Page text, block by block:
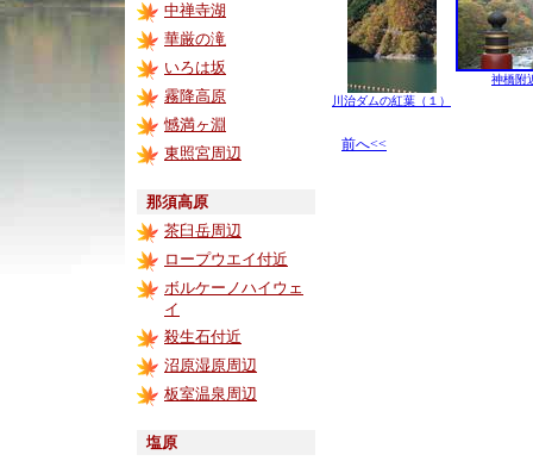
中禅寺湖
華厳の滝
いろは坂
霧降高原
憾満ヶ淵
東照宮周辺
那須高原
茶臼岳周辺
ロープウエイ付近
ボルケーノハイウェ
イ
殺生石付近
沼原湿原周辺
板室温泉周辺
塩原
川治ダムの紅葉（１）
神橋附
前へ<<